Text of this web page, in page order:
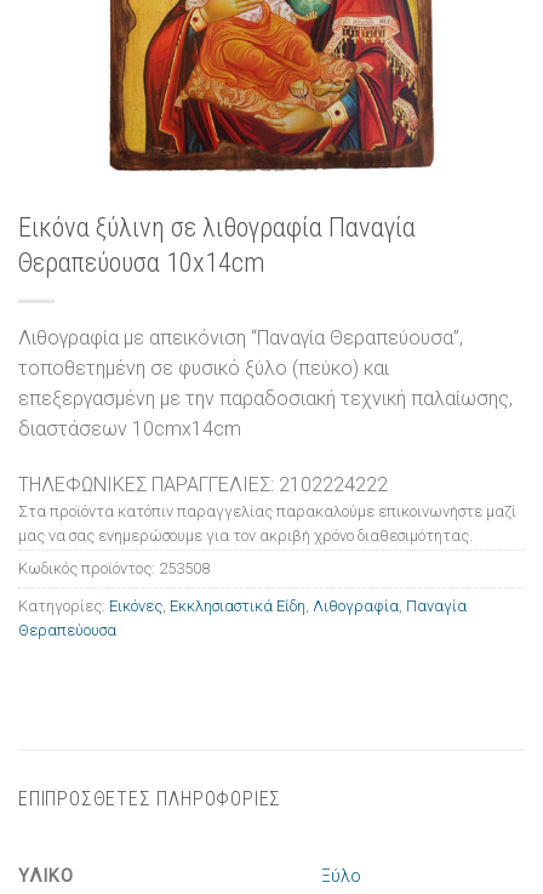
Εικόνα ξύλινη σε λιθογραφία Παναγία
Θεραπεύουσα 10x14cm
Λιθογραφία με απεικόνιση “Παναγία Θεραπεύουσα”,
τοποθετημένη σε φυσικό ξύλο (πεύκο) και
επεξεργασμένη με την παραδοσιακή τεχνική παλαίωσης,
διαστάσεων 10cmx14cm
ΤΗΛΕΦΩΝΙΚΕΣ ΠΑΡΑΓΓΕΛΙΕΣ: 2102224222
Στα προϊόντα κατόπιν παραγγελίας παρακαλούμε επικοινωνήστε μαζί
μας να σας ενημερώσουμε για τον ακριβή χρόνο διαθεσιμότητας.
Κωδικός προϊόντος: 253508
Κατηγορίες: Εικόνες Εκκλησιαστικά Είδη Λιθογραφία Παναγία
Θεραπεύουσα
ΕΠΙΠΡΟΣΘΕΤΕΣ ΠΛΗΡΟΦΟΡΙΕΣ
ΥΛΙΚΟ Ξύλο